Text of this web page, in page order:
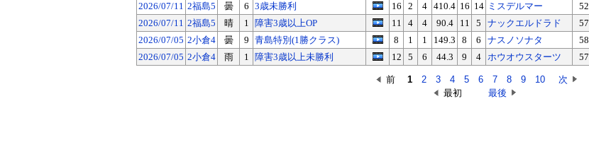
2026/07/11 2福島5 曇 6 3歳未勝利 16 2 4 410.4 16 14 ミスデルマー 52
2026/07/11 2福島5 晴 1 障害3歳以上OP 11 4 4 90.4 11 5 ナックエルドラド 57
2026/07/05 2小倉4 曇 9 青島特別(1勝クラス) 8 1 1 149.3 8 6 ナスノソナタ 58
2026/07/05 2小倉4 雨 1 障害3歳以上未勝利 12 5 6 44.3 9 4 ホウオウスターツ 57
前 1 2 3 4 5 6 7 8 9 10
次
最初
最後